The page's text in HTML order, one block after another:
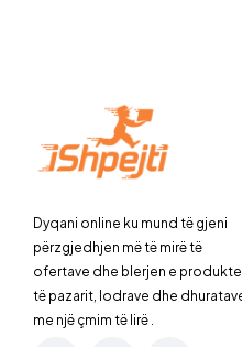
Dyqani online ku mund të gjeni
përzgjedhjen më të mirë të
ofertave dhe blerjen e
të pazarit, lodrave dhe
me një çmim të lirë .